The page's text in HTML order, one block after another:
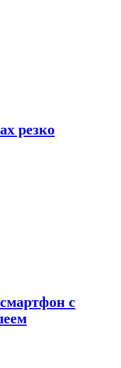
резко
с